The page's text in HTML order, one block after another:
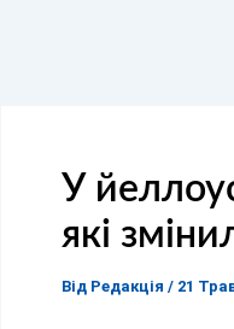
У
які
Від Редакція / 21